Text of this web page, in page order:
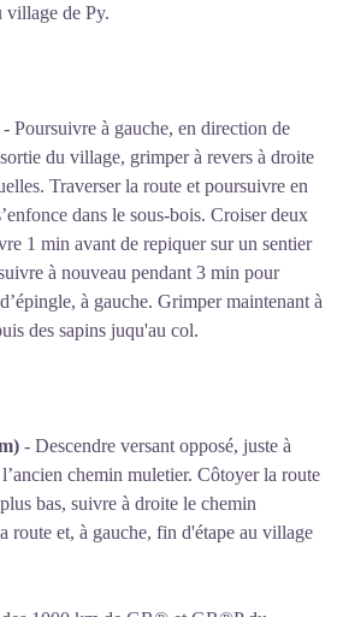
de Py.
Poursuivre à gauche, en direction de
du village, grimper à revers à droite
Traverser la route et poursuivre en
dans le sous-bois. Croiser deux
1 min avant de repiquer sur un sentier
à nouveau pendant 3 min pour
à gauche. Grimper maintenant à
des sapins juqu'au col.
- Descendre versant opposé, juste à
chemin muletier. Côtoyer la route
bas, suivre à droite le chemin
route et, à gauche, fin d'étape au village